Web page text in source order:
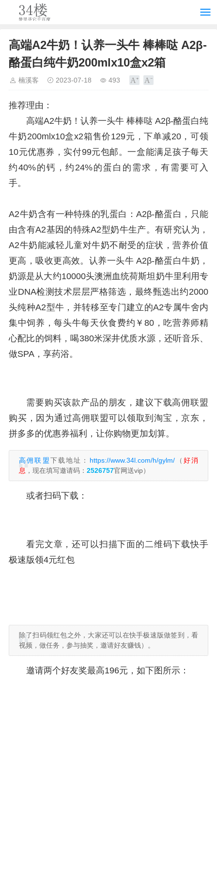
高端A2牛奶！认养一头牛 棒棒哒 A2β-
酪蛋白纯牛奶200mlx10盒x2箱
楠溪客 2023-07-18 493
推荐理由：
高端A2牛奶！认养一头牛 棒棒哒 A2β-酪蛋白纯
牛奶200mlx10盒x2箱售价129元，下单减20，可领
10元优惠券，实付99元包邮。一盒能满足孩子每天
约40%的钙，约24%的蛋白的需求，有需要可入
手。
A2牛奶含有一种特殊的乳蛋白：A2β-酪蛋白，只能
由含有A2基因的特殊A2型奶牛生产。有研究认为，
A2牛奶能减轻儿童对牛奶不耐受的症状，营养价值
更高，吸收更高效。认养一头牛 A2β-酪蛋白牛奶，
奶源是从大约10000头澳洲血统荷斯坦奶牛里利用专
业DNA检测技术层层严格筛选，最终甄选出约2000
头纯种A2型牛，并转移至专门建立的A2专属牛舍内
集中饲养，每头牛每天伙食费约￥80，吃营养师精
心配比的饲料，喝380米深井优质水源，还听音乐、
做SPA，享药浴。
需要购买该款产品的朋友，建议下载高佣联盟
购买，因为通过高佣联盟可以领取到淘宝，京东，
拼多多的优惠券福利，让你购物更加划算。
高佣联盟下载地址： https://www.34l.com/h/gylm/（ 好消
息 ，现在填写邀请码： 2526757官网送vip）
或者扫码下载：
看完文章，还可以扫描下面的二维码下载快手
极速版领4元红包
除了扫码领红包之外，大家还可以在快手极速版做签到，看
视频，做任务，参与抽奖，邀请好友赚钱）。
邀请两个好友奖最高196元，如下图所示：